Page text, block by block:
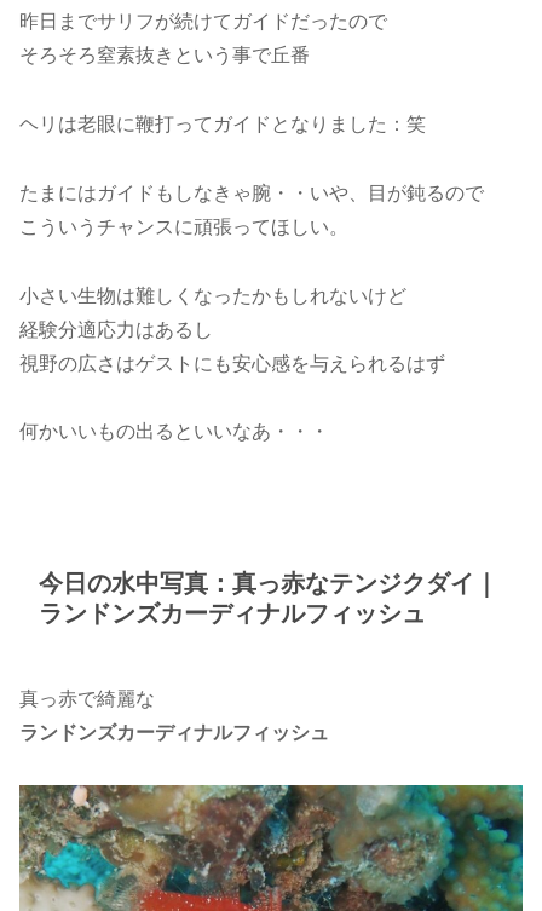
昨日までサリフが続けてガイドだったので
そろそろ窒素抜きという事で丘番
ヘリは老眼に鞭打ってガイドとなりました：笑
たまにはガイドもしなきゃ腕・・いや、目が鈍るので
こういうチャンスに頑張ってほしい。
小さい生物は難しくなったかもしれないけど
経験分適応力はあるし
視野の広さはゲストにも安心感を与えられるはず
何かいいもの出るといいなあ・・・
今日の水中写真：真っ赤なテンジクダイ｜
ランドンズカーディナルフィッシュ
真っ赤で綺麗な
ランドンズカーディナルフィッシュ